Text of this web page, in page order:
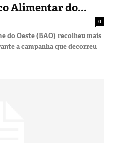
Alimentar do...
0
do Oeste (BAO) recolheu mais
a campanha que decorreu